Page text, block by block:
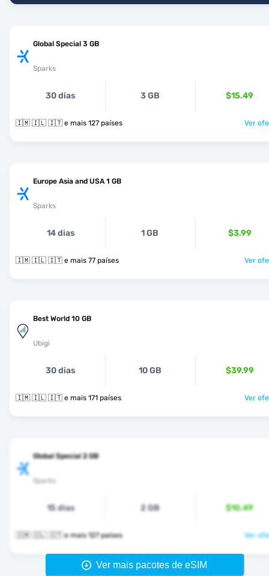
Global Special 3 GB
Sparks
30 dias 3 GB $15.49
🇮🇲 🇮🇱 🇮🇹 e mais 127 países Ver
Europe Asia and USA 1 GB
Sparks
14 dias 1 GB $3.99
🇮🇲 🇮🇱 🇮🇹 e mais 77 países Ver
Best World 10 GB
Ubigi
30 dias 10 GB $39.99
🇮🇲 🇮🇱 🇮🇹 e mais 171 países Ver
Global Special 2 GB
Sparks
15 dias 2 GB $10.49
🇮🇲 🇮🇱 🇮🇹 e mais 127 países Ver
Ver mais pacotes de eSIM